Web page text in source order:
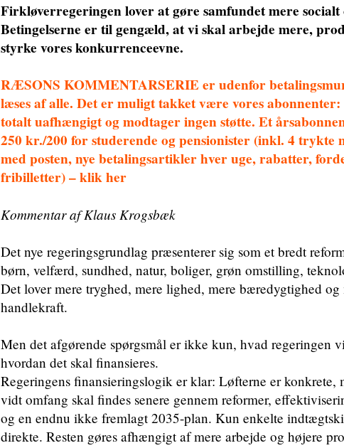
Firkløverregeringen lover at gøre samfundet mere
Betingelserne er til gengæld, at vi skal arbejde mere,
styrke vores konkurrenceevne.
RÆSONS KOMMENTARSERIE er udenfor
læses af alle. Det er muligt takket være vores
totalt uafhængigt og modtager ingen støtte. Et
250 kr./200 for studerende og pensionister (inkl. 4 trykte
med posten, nye betalingsartikler hver uge, rabatter,
fribilletter) – klik her
Kommentar af Klaus Krogsbæk
Det nye regeringsgrundlag præsenterer sig som et bredt
børn, velfærd, sundhed, natur, boliger, grøn omstilling,
Det lover mere tryghed, mere lighed, mere bæredygtighed
handlekraft.
Men det afgørende spørgsmål er ikke kun, hvad regeringen
hvordan det skal finansieres.
Regeringens finansieringslogik er klar: Løfterne er konkrete,
vidt omfang skal findes senere gennem reformer,
og en endnu ikke fremlagt 2035-plan. Kun enkelte
direkte. Resten gøres afhængigt af mere arbejde og højere